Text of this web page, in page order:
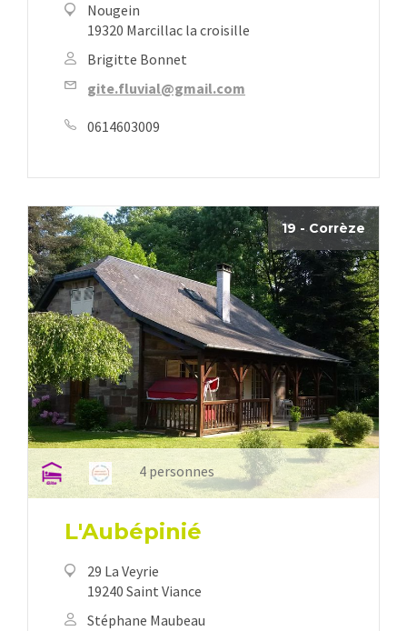
Nougein
19320 Marcillac la croisille
Brigitte Bonnet
gite.fluvial@gmail.com
0614603009
19 - Corrèze
4 personnes
L'Aubépinié
29 La Veyrie
19240 Saint Viance
Stéphane Maubeau